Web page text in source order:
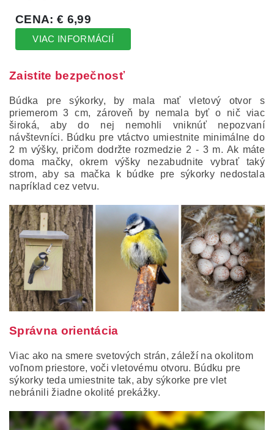
Zaistite bezpečnosť
Búdka pre sýkorky, by mala mať vletový otvor s
priemerom 3 cm, zároveň by nemala byť o nič viac
široká, aby do nej nemohli vniknúť nepozvaní
návštevníci. Búdku pre vtáctvo umiestnite minimálne do
2 m výšky, pričom dodržte rozmedzie 2 - 3 m. Ak máte
doma mačky, okrem výšky nezabudnite vybrať taký
strom, aby sa mačka k búdke pre sýkorky nedostala
napríklad cez vetvu.
Správna orientácia
Viac ako na smere svetových strán, záleží na okolitom
voľnom priestore, voči vletovému otvoru. Búdku pre
sýkorky teda umiestnite tak, aby sýkorke pre vlet
nebránili žiadne okolité prekážky.